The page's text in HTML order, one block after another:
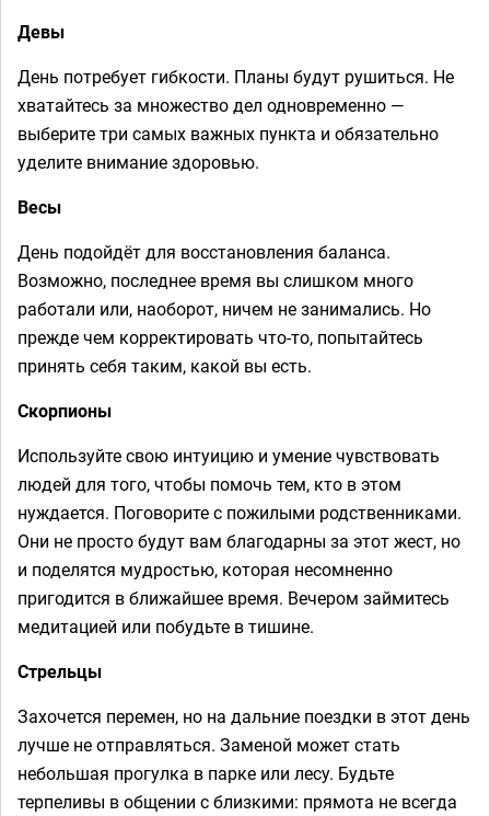
Девы
День потребует гибкости. Планы будут рушиться. Не
хватайтесь за множество дел одновременно —
выберите три самых важных пункта и обязательно
уделите внимание здоровью.
Весы
День подойдёт для восстановления баланса.
Возможно, последнее время вы слишком много
работали или, наоборот, ничем не занимались. Но
прежде чем корректировать что-то, попытайтесь
принять себя таким, какой вы есть.
Скорпионы
Используйте свою интуицию и умение чувствовать
людей для того, чтобы помочь тем, кто в этом
нуждается. Поговорите с пожилыми родственниками.
Они не просто будут вам благодарны за этот жест, но
и поделятся мудростью, которая несомненно
пригодится в ближайшее время. Вечером займитесь
медитацией или побудьте в тишине.
Стрельцы
Захочется перемен, но на дальние поездки в этот день
лучше не отправляться. Заменой может стать
небольшая прогулка в парке или лесу. Будьте
терпеливы в общении с близкими: прямота не всегда